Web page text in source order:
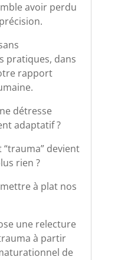
avoir perdu
pratiques, dans
rapport
détresse
adaptatif ?
devient
rien ?
à plat nos
une relecture
à partir
de